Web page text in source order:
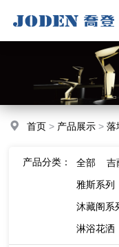
首页 > 产品展示 >落
产品分类： 全部 吉
雅斯系列
沐藏阁系
淋浴花洒